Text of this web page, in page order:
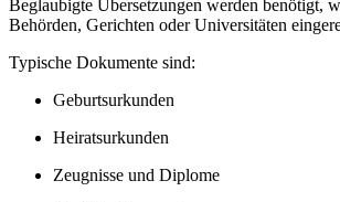
Beglaubigte Übersetzungen werden benötigt,
Behörden, Gerichten oder Universitäten
Typische Dokumente sind:
Geburtsurkunden
Heiratsurkunden
Zeugnisse und Diplome